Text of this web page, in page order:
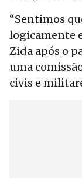
“Sentimos
logicamente
Zida após o
uma
civis e